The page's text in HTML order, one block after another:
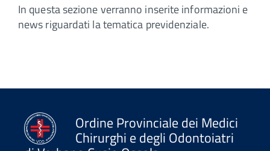
In questa sezione verranno inserite informazioni e
news riguardati la tematica previdenziale.
Ordine Provinciale dei Medici
Chirurghi e degli Odontoiatri